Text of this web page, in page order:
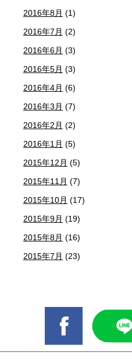
2016年8月 (1)
2016年7月 (2)
2016年6月 (3)
2016年5月 (3)
2016年4月 (6)
2016年3月 (7)
2016年2月 (2)
2016年1月 (5)
2015年12月 (5)
2015年11月 (7)
2015年10月 (17)
2015年9月 (19)
2015年8月 (16)
2015年7月 (23)